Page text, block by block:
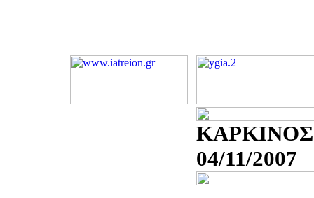
04/11/2007